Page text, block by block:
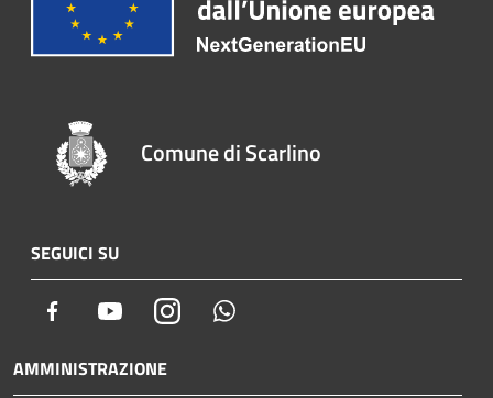
Comune di Scarlino
SEGUICI SU
Facebook YoutubeInstagram
AMMINISTRAZIONE